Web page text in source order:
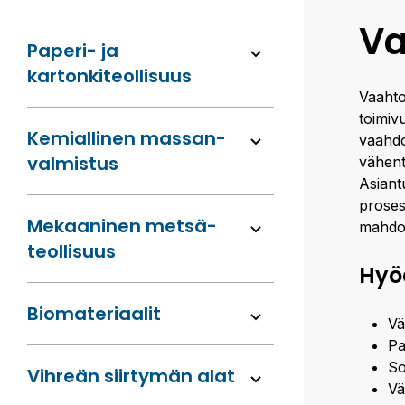
Paperi- ja
kartonkiteollisuus
Kemiallinen massan­
valmistus
Mekaaninen metsä­
teollisuus
Bio­materiaalit
Vihreän siirtymän alat